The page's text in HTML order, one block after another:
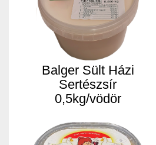
Balger Sült Házi
Sertészsír
0,5kg/vödör